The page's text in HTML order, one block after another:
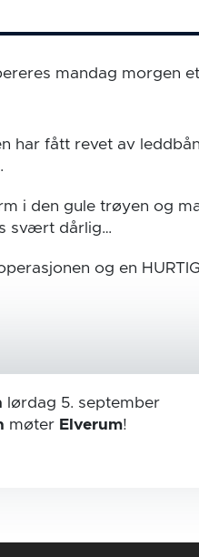
mandag morgen
har fått revet av
i den gule trøyen og
svært dårlig…
og en
lørdag 5. september
møter Elverum!